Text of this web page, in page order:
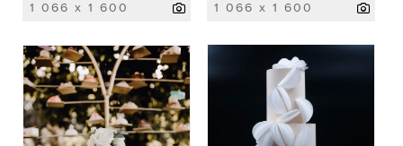
1 066 x 1 600 1 066 x 1 600